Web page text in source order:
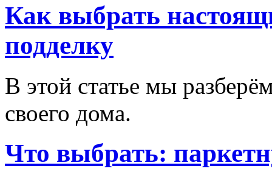
Как выбрать
подделку
В этой статье мы
своего дома.
Что выбрать: